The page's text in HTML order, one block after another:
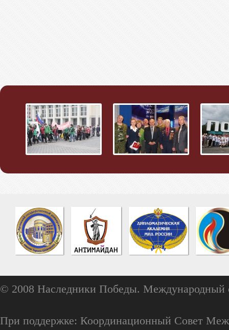
© 2008 Наследники Победы. Международный
При поддержке: Координационный Совет